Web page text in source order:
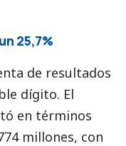
25,7%
de resultados
dígito. El
en términos
millones, con